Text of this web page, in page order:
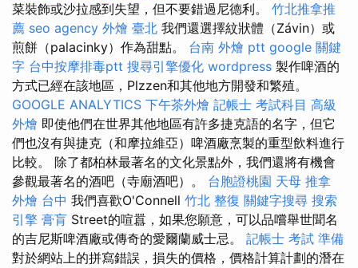
菜裝飾或沙拉感到失望，但不要錯過尼德利。 竹北推拿推
薦 seo agency 外燴 臺北 我們還選擇紋狀體（Závin）或
煎餅（palacinky）作為甜點。 台南 外燴 ptt google 關鍵
字 台中按摩排毒ptt 搜尋引擎優化 wordpress 製作啤酒的
方式已經在該地區，Plzzen和其他地方開發和繁殖。
GOOGLE ANALYTICS 下午茶外燴 記帳士 考試科目 高級
外燴 即使他們在世界其他地區有許多捷克語的名字，但它
們也沒有與捷克（和摩拉維亞）啤酒廠烹製的重型飲料進行
比較。 除了都柏林最著名的文化景點外，我們還將有機會
參觀最著名的酒吧（寺廟酒吧）。 台胞證桃園 天母 推拿
外燴 台中 我們喜歡O'Connell 竹北 整復 關鍵字搜尋 搜索
引擎 膏肓 Street的喧囂，如果您願意，可以品嚐舉世聞名
的吉尼斯啤酒廠或傳奇的愛爾蘭威士忌。 記帳士 考試 準備
對於網站上的拼寫錯誤，損失的價格，價格計算計劃的潛在